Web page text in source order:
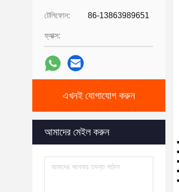
টেলিফোন: 86-13863989651
ফ্যাক্স:
এখনই যোগাযোগ করুন
আমাদের মেইল ​​করুন